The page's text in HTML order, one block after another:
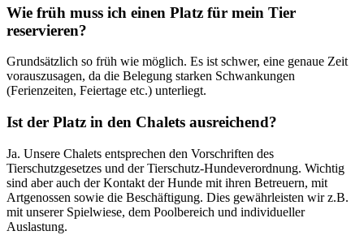
Wie früh muss ich einen Platz für mein Tier
reservieren?
Grundsätzlich so früh wie möglich. Es ist schwer, eine genaue Zeit
vorauszusagen, da die Belegung starken Schwankungen
(Ferienzeiten, Feiertage etc.) unterliegt.
Ist der Platz in den Chalets ausreichend?
Ja. Unsere Chalets entsprechen den Vorschriften des
Tierschutzgesetzes und der Tierschutz-Hundeverordnung. Wichtig
sind aber auch der Kontakt der Hunde mit ihren Betreuern, mit
Artgenossen sowie die Beschäftigung. Dies gewährleisten wir z.B.
mit unserer Spielwiese, dem Poolbereich und individueller
Auslastung.